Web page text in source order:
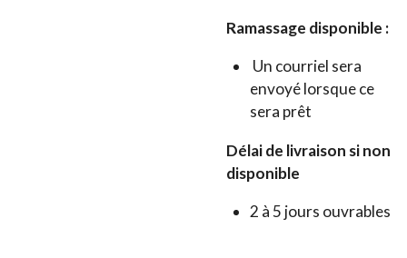
Ramassage disponible :
Un courriel sera
envoyé lorsque ce
sera prêt
Délai de livraison si non
disponible
2 à 5 jours ouvrables